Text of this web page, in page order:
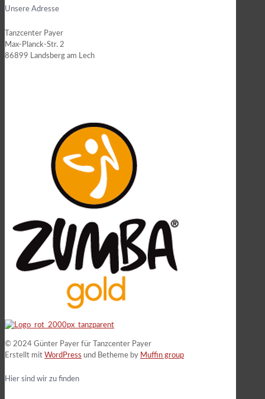
Unsere Adresse
Tanzcenter Payer
Max-Planck-Str. 2
86899 Landsberg am Lech
© 2024 Günter Payer für Tanzcenter Payer
Erstellt mit WordPress und Betheme by Muffin group
Hier sind wir zu finden